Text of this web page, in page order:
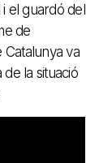
el guardó del
de
Catalunya va
la situació